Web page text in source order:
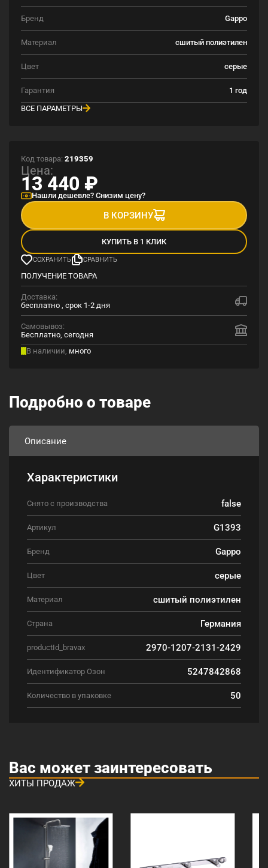
Бренд Gappo
Материал сшитый полиэтилен
Цвет серые
Гарантия
1 год
ВСЕ ПАРАМЕТРЫ
Код товара: 219359
Цена:
13 440 ₽
Нашли дешевле? Снизим цену?
В КОРЗИНУ
КУПИТЬ В 1 КЛИК
СОХРАНИТЬ СРАВНИТЬ
ПОЛУЧЕНИЕ ТОВАРА
Доставка:
бесплатно , срок 1-2 дня
Самовывоз:
Бесплатно, сегодня
В наличии, много
Подробно о товаре
Описание
Характеристики
Снято с производства false
Артикул G1393
Бренд Gappo
Цвет серые
Материал сшитый полиэтилен
Страна Германия
productId_bravax 2970-1207-2131-2429
Идентификатор Озон 5247842868
Количество в упаковке 50
Вас может заинтересовать
ХИТЫ ПРОДАЖ